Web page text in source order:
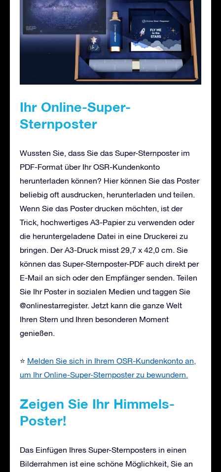
Ihr Online-Super-
Sternposter
Wussten Sie, dass Sie das Super-Sternposter im
PDF-Format über Ihr OSR-Kundenkonto
herunterladen können? Hier können Sie das Poster
beliebig oft ausdrucken, herunterladen und teilen.
Wenn Sie das Poster drucken möchten, ist der
Trick, hochwertiges A3-Papier zu verwenden oder
die heruntergeladene Datei in eine Druckerei zu
bringen. Der A3-Druck misst 29,7 x 42,0 cm. Sie
können das Super-Sternposter-PDF auch direkt per
E-Mail an sich oder den Empfänger senden. Teilen
Sie Ihr Poster in sozialen Medien und taggen Sie
@onlinestarregister. Jetzt kann die ganze Welt
Ihren Stern und Ihren besonderen Moment
genießen.
⭐ Melden Sie sich in Ihrem OSR-Kundenkonto an,
um Ihr Online-Super-Sternposter zu bewundern.
Zeigen Sie Ihr Himmels-
Poster!
Das Einfügen Ihres Super-Sternposters in einen
Bilderrahmen ist eine schöne Möglichkeit, Sie an